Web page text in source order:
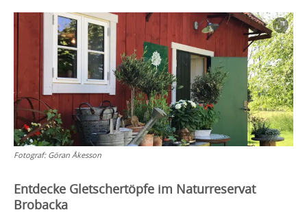
Fotograf: Göran Åkesson
Entdecke Gletschertöpfe im Naturreservat
Brobacka